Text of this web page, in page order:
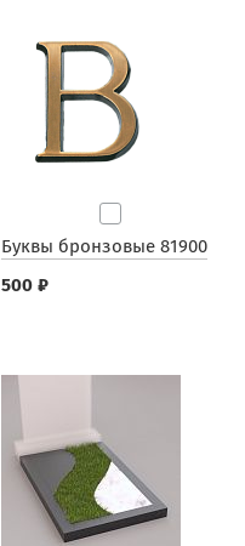
Буквы бронзовые 81900
500 ₽